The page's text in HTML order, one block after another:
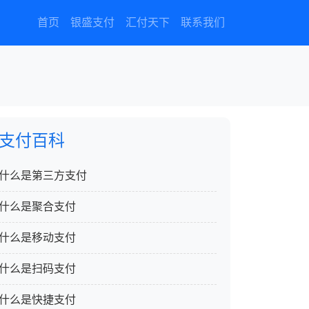
首页 银盛支付 汇付天下 联系我们
付百科
么是第三方支付
么是聚合支付
么是移动支付
么是扫码支付
么是快捷支付